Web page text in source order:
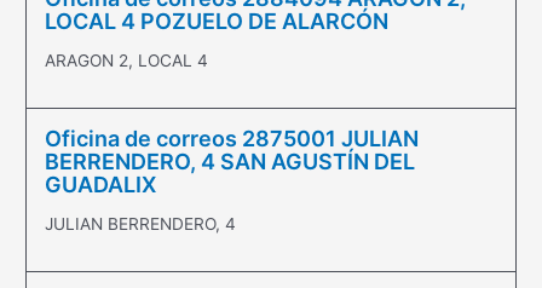
LOCAL 4 POZUELO DE ALARCÓN
ARAGON 2, LOCAL 4
Oficina de correos 2875001 JULIAN
BERRENDERO, 4 SAN AGUSTÍN DEL
GUADALIX
JULIAN BERRENDERO, 4